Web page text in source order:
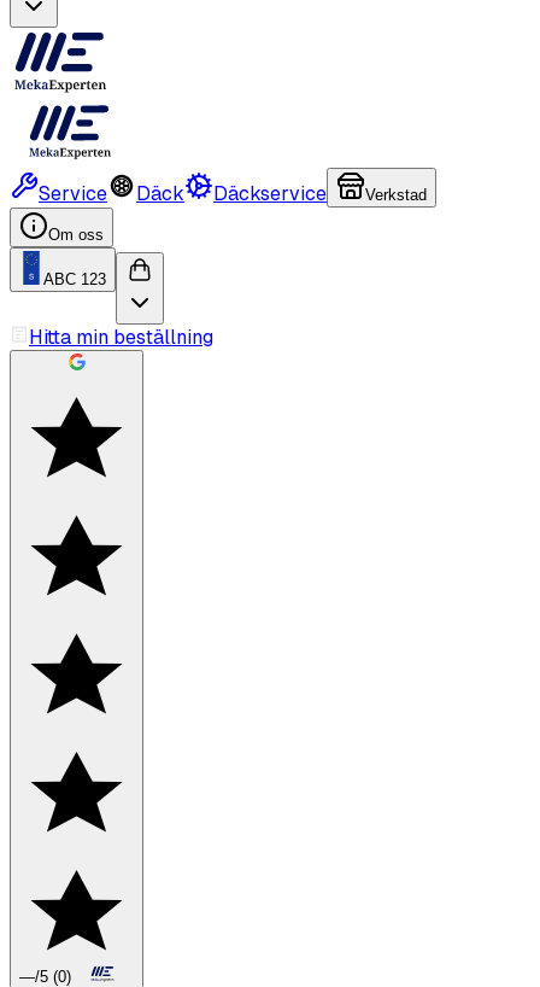
Service Däck Däckservice Verkstad
Om oss
ABC 123
Hitta min beställning
—/5 (0)